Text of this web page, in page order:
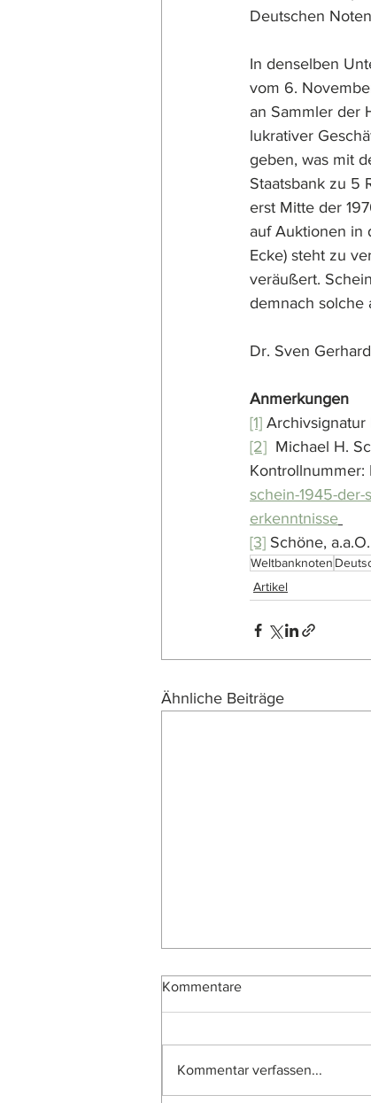
Deutschen
In denselben
vom 6.
an Sammler der
lukrativer
geben, was mit
Staatsbank zu 5
erst Mitte der
auf Auktionen in
Ecke) steht zu
veräußert.
demnach solche
Dr. Sven Gerhard
Anmerkungen
[1] Archivsignatur
[2] Michael H.
Kontrollnummer:
schein-1945-
erkenntnisse
[3] Schöne, a.a.O.
Weltbanknoten
Artikel
Ähnliche Beiträge
Kommentare
Kommentar verfassen...